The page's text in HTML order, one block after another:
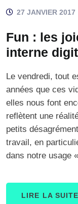
27 JANVIER 2017
Fun : les
interne
Le vendredi, tout
années que ces
elles nous font
reflètent une
petits
travail, en
dans notre usage
LIRE LA SUITE